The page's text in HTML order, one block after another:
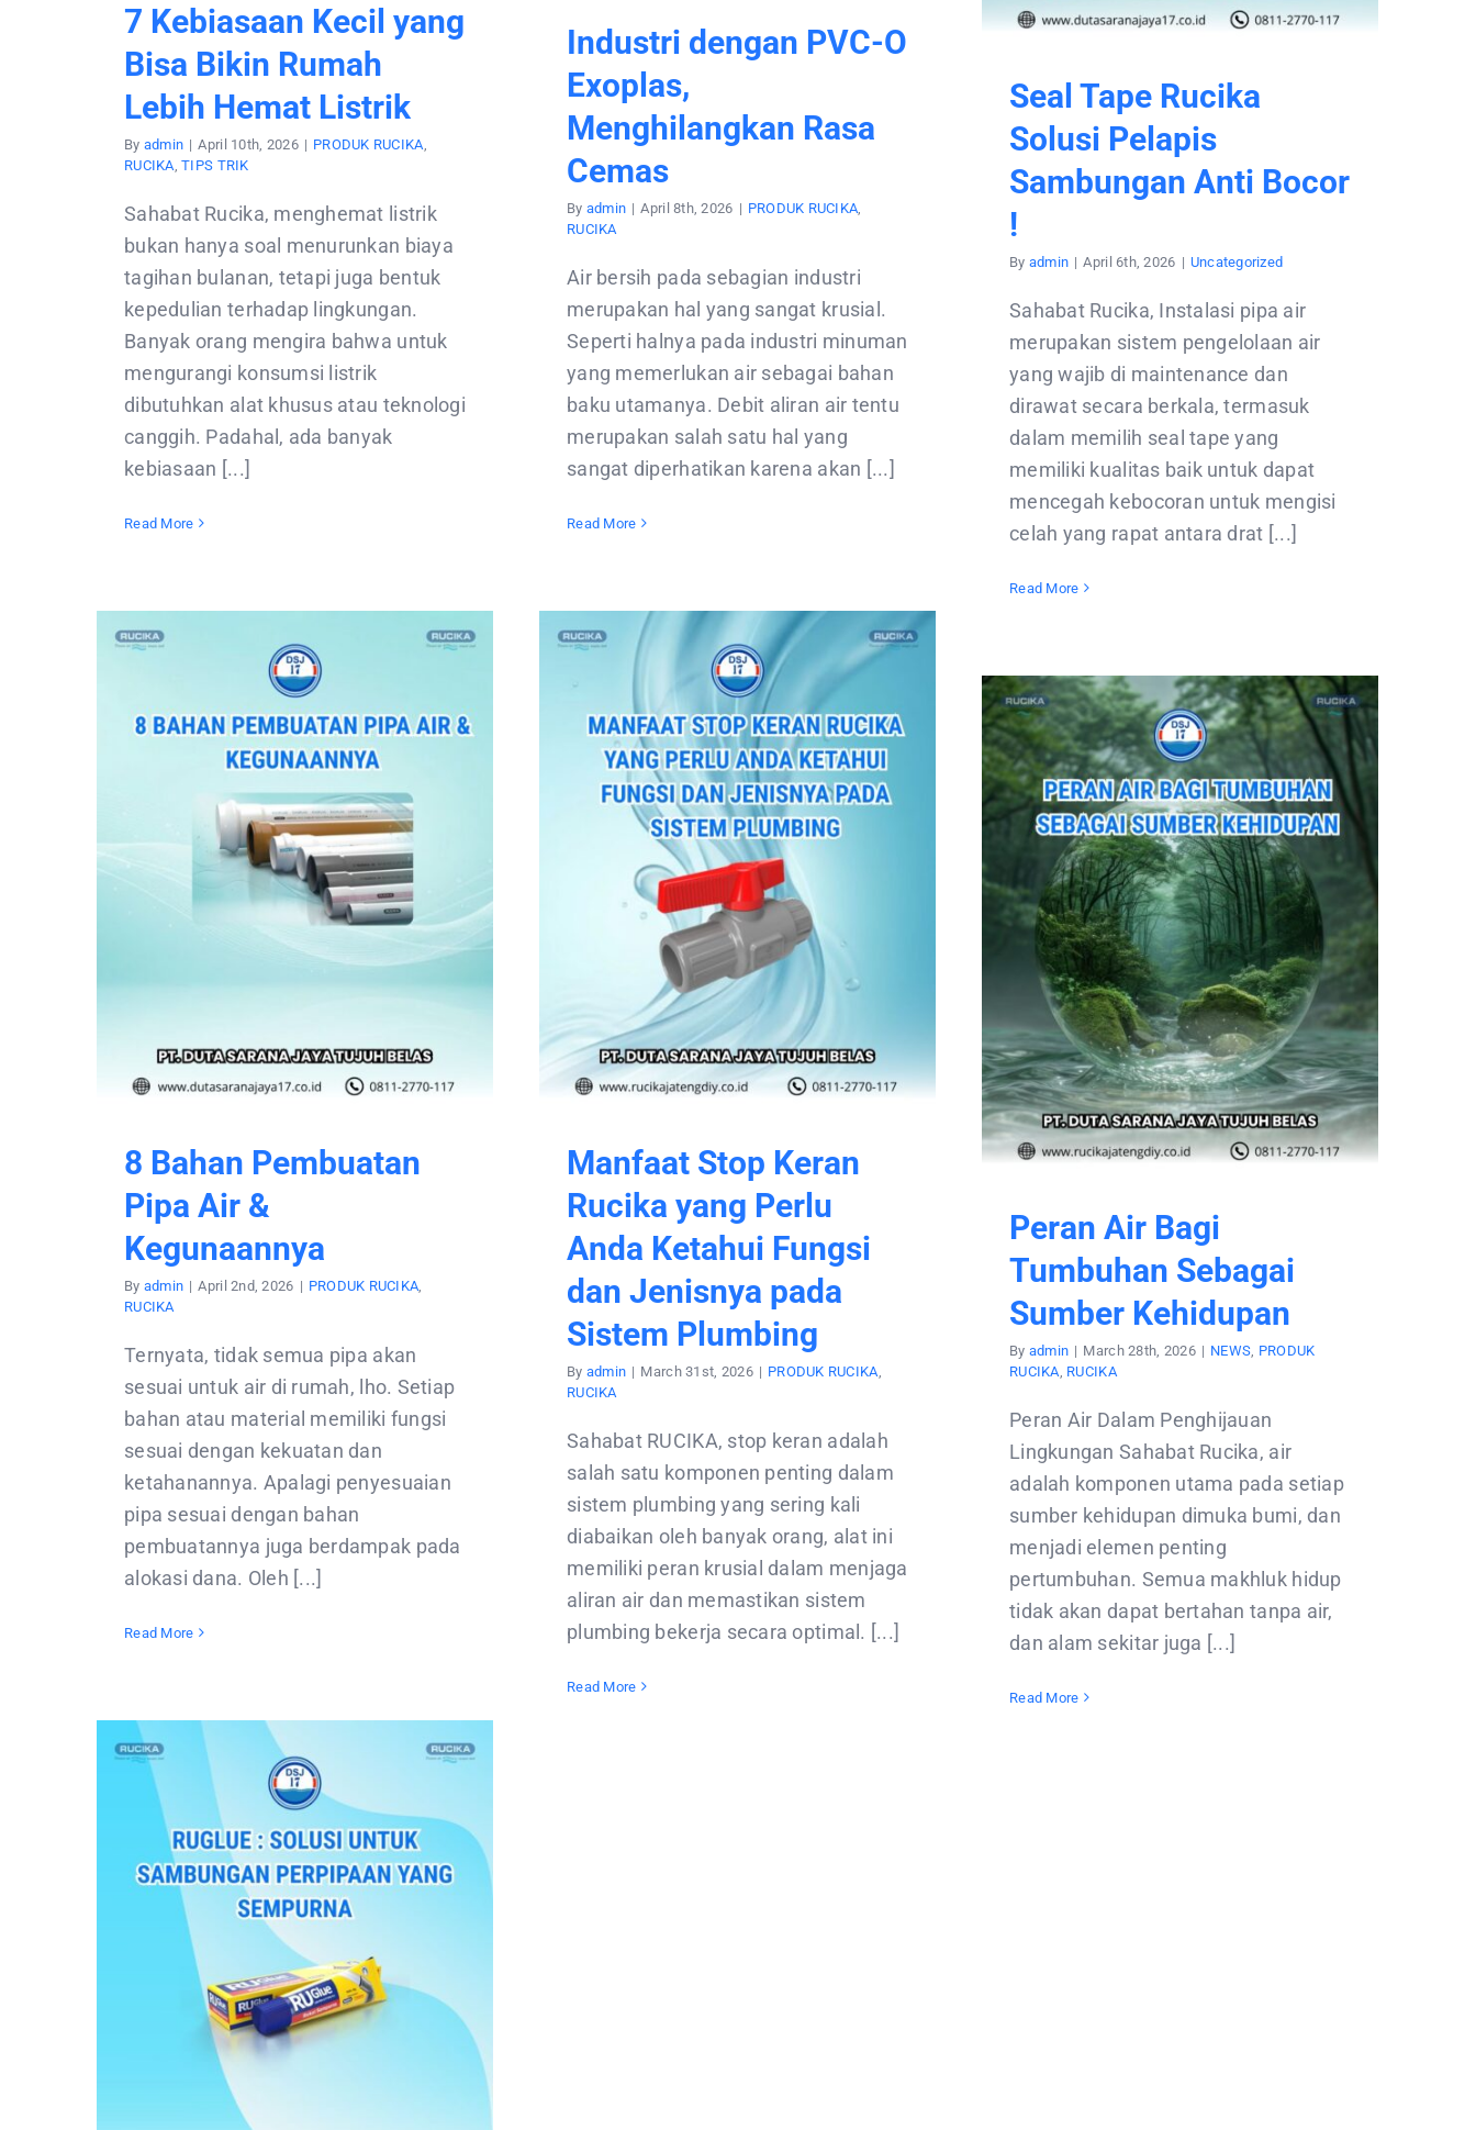
7 Kebiasaan Kecil yang
Bisa Bikin Rumah
Lebih Hemat Listrik
By admin | April 10th, 2026 | PRODUK RUCIKA
RUCIKA ,TIPS TRIK
Sahabat Rucika, menghemat listrik
bukan hanya soal menurunkan biaya
tagihan bulanan, tetapi juga bentuk
kepedulian terhadap lingkungan.
Banyak orang mengira bahwa untuk
mengurangi konsumsi listrik
dibutuhkan alat khusus atau teknologi
canggih. Padahal, ada banyak
kebiasaan [...]
Read More
Industri dengan PVC-O
Exoplas,
Menghilangkan Rasa
Cemas
By admin | April 8th, 2026 | PRODUK RUCIKA
RUCIKA
Air bersih pada sebagian industri
merupakan hal yang sangat krusial.
Seperti halnya pada industri minuman
yang memerlukan air sebagai bahan
baku utamanya. Debit aliran air tentu
merupakan salah satu hal yang
sangat diperhatikan karena akan [...]
Read More
Seal Tape Rucika
Solusi Pelapis
Sambungan Anti Bocor
!
By admin | April 6th, 2026 | Uncategorized
Sahabat Rucika, Instalasi pipa air
merupakan sistem pengelolaan air
yang wajib di maintenance dan
dirawat secara berkala, termasuk
dalam memilih seal tape yang
memiliki kualitas baik untuk dapat
mencegah kebocoran untuk mengisi
celah yang rapat antara drat [...]
Read More
8 Bahan Pembuatan
Pipa Air &
Kegunaannya
By admin | April 2nd, 2026 | PRODUK RUCIKA
RUCIKA
Ternyata, tidak semua pipa akan
sesuai untuk air di rumah, lho. Setiap
bahan atau material memiliki fungsi
sesuai dengan kekuatan dan
ketahanannya. Apalagi penyesuaian
pipa sesuai dengan bahan
pembuatannya juga berdampak pada
alokasi dana. Oleh [...]
Read More
Manfaat Stop Keran
Rucika yang Perlu
Anda Ketahui Fungsi
dan Jenisnya pada
Sistem Plumbing
By admin | March 31st, 2026 | PRODUK RUCIKA
RUCIKA
Sahabat RUCIKA, stop keran adalah
salah satu komponen penting dalam
sistem plumbing yang sering kali
diabaikan oleh banyak orang, alat ini
memiliki peran krusial dalam menjaga
aliran air dan memastikan sistem
plumbing bekerja secara optimal. [...]
Read More
Peran Air Bagi
Tumbuhan Sebagai
Sumber Kehidupan
By admin | March 28th, 2026 | NEWS PRODUK
RUCIKA RUCIKA
Peran Air Dalam Penghijauan
Lingkungan Sahabat Rucika, air
adalah komponen utama pada setiap
sumber kehidupan dimuka bumi, dan
menjadi elemen penting
pertumbuhan. Semua makhluk hidup
tidak akan dapat bertahan tanpa air,
dan alam sekitar juga [...]
Read More